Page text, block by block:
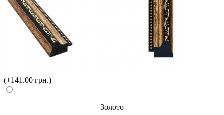
(+141.00 грн.)
Золото